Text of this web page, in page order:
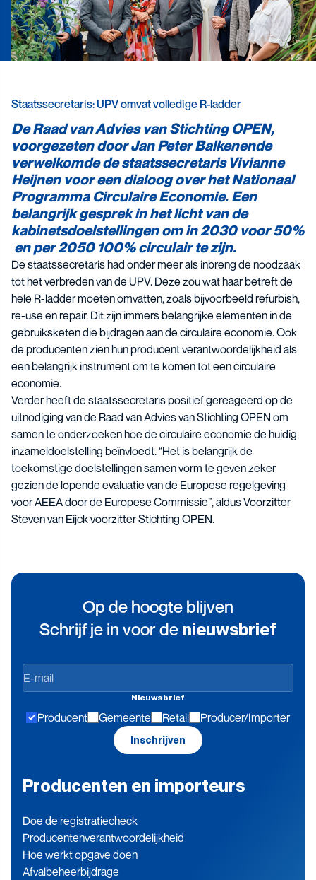
Staatssecretaris: UPV omvat volledige R-ladder
De Raad van Advies van Stichting OPEN,
voorgezeten door Jan Peter Balkenende
verwelkomde de staatssecretaris Vivianne
Heijnen voor een dialoog over het Nationaal
Programma Circulaire Economie. Een
belangrijk gesprek in het licht van de
kabinetsdoelstellingen om in 2030 voor 50%
en per 2050 100% circulair te zijn.
De staatssecretaris had onder meer als inbreng de noodzaak
tot het verbreden van de UPV. Deze zou wat haar betreft de
hele R-ladder moeten omvatten, zoals bijvoorbeeld refurbish,
re-use en repair. Dit zijn immers belangrijke elementen in de
gebruiksketen die bijdragen aan de circulaire economie. Ook
de producenten zien hun producent verantwoordelijkheid als
een belangrijk instrument om te komen tot een circulaire
economie.
Verder heeft de staatssecretaris positief gereageerd op de
uitnodiging van de Raad van Advies van Stichting OPEN om
samen te onderzoeken hoe de circulaire economie de huidig
inzameldoelstelling beïnvloedt. “Het is belangrijk de
toekomstige doelstellingen samen vorm te geven zeker
gezien de lopende evaluatie van de Europese regelgeving
voor AEEA door de Europese Commissie”, aldus Voorzitter
Steven van Eijck voorzitter Stichting OPEN.
Op de hoogte blijven
Schrijf je in voor de nieuwsbrief
Op
de
blijven
Nieuwsbrief
Producent Gemeente Retail Producer/Importer
Inschrijven
Producenten en importeurs
Doe de registratiecheck
Producenten­verantwoordelijkheid
Hoe werkt opgave doen
Afvalbeheerbijdrage